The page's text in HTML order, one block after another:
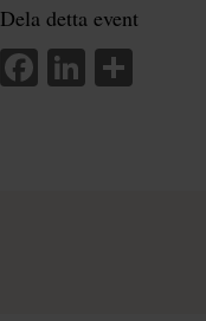
Dela detta event
Facebook
LinkedIn